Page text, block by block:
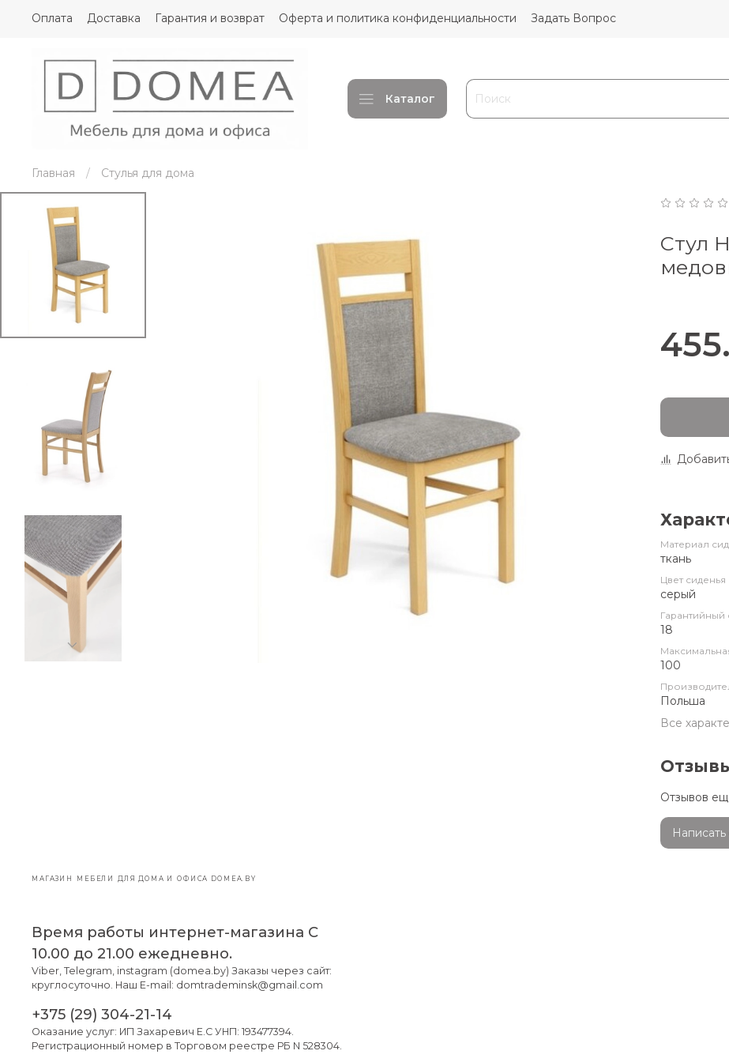
Оплата Доставка Гарантия и возврат Оферта и политика конфиденциальности Задать Вопрос
Каталог
Главная Стулья для дома
Стул
Материал
ткань
Цвет сиденья
серый
Гарантийный
18
100
Польша
Все
Отзывов
Написать
МАГАЗИН МЕБЕЛИ ДЛЯ ДОМА И ОФИСА DOMEA.BY
Время работы интернет-магазина С
10.00 до 21.00 ежедневно.
Viber, Telegram, instagram (domea.by) Заказы через сайт:
круглосуточно. Наш E-mail: domtrademinsk@gmail.com
+375 (29) 304-21-14
Оказание услуг: ИП Захаревич Е.С УНП: 193477394.
Регистрационный номер в Торговом реестре РБ N 528304.